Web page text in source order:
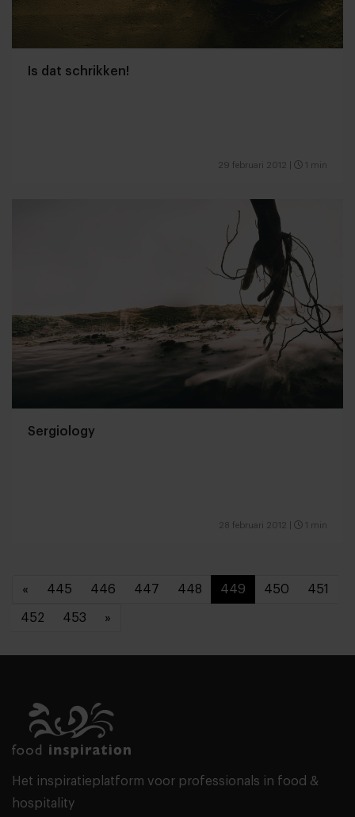
Is dat schrikken!
29 februari 2012 1 min
Sergiology
28 februari 2012 1 min
« 445 446 447 448 449 450 451
452 453 »
Het inspiratieplatform voor professionals in food &
hospitality